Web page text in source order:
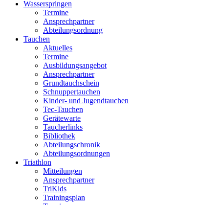
Wasserspringen
Termine
Ansprechpartner
Abteilungsordnung
Tauchen
Aktuelles
Termine
Ausbildungsangebot
Ansprechpartner
Grundtauchschein
Schnuppertauchen
Kinder- und Jugendtauchen
Tec-Tauchen
Gerätewarte
Taucherlinks
Bibliothek
Abteilungschronik
Abteilungsordnungen
Triathlon
Mitteilungen
Ansprechpartner
TriKids
Trainingsplan